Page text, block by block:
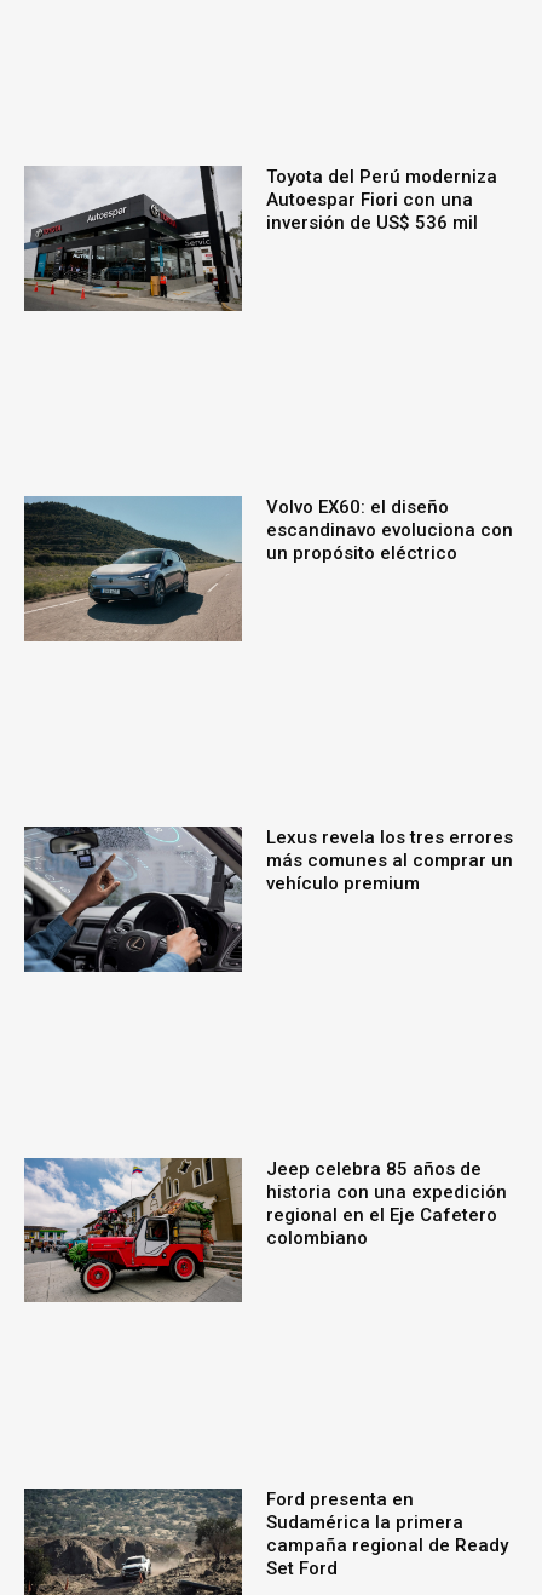
Toyota del Perú moderniza
Autoespar Fiori con una
inversión de US$ 536 mil
Volvo EX60: el diseño
escandinavo evoluciona con
un propósito eléctrico
Lexus revela los tres errores
más comunes al comprar un
vehículo premium
Jeep celebra 85 años de
historia con una expedición
regional en el Eje Cafetero
colombiano
Ford presenta en
Sudamérica la primera
campaña regional de Ready
Set Ford